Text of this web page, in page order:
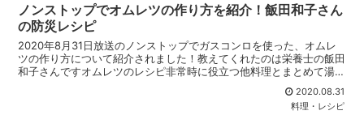
ノンストップでオムレツの作り方を紹介！飯田和子さん
の防災レシピ
2020年8月31日放送のノンストップでガスコンロを使った、オムレ
ツの作り方について紹介されました！教えてくれたのは栄養士の飯田
和子さんですオムレツのレシピ非常時に役立つ他料理とまとめて湯煎
2020.08.31
料理・レシピ